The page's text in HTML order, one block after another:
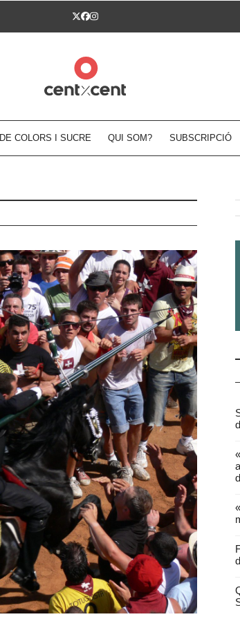
Twitter
Facebook
Instagram
DE COLORS I SUCRE QUI SOM? SUBSCRIPCIÓ